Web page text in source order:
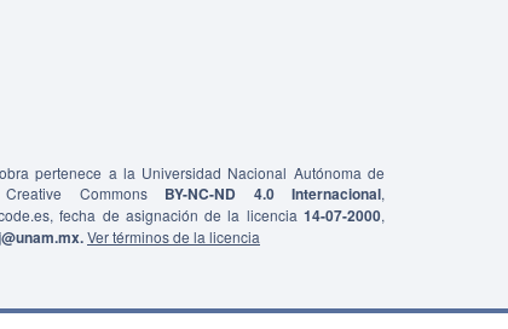
pertenece a la Universidad Nacional Autónoma de
Commons BY-NC-ND 4.0 Internacional,
fecha de asignación de la licencia 14-07-2000,
Ver términos de la licencia